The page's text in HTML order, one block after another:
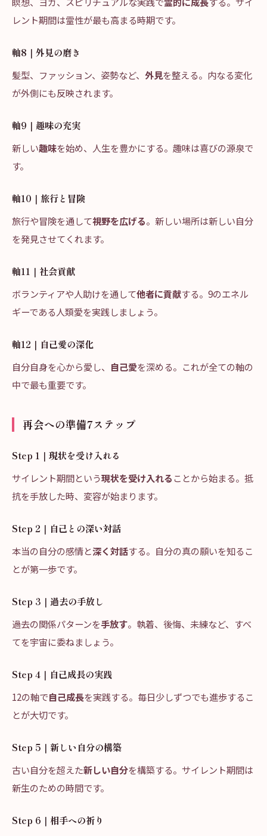
レント期間は霊性が最も高まる時期です。
軸8｜外見の磨き
髪型、ファッション、姿勢など、 外見を整える。内なる変化
が外側にも反映されます。
軸9｜趣味の充実
新しい趣味を始め、人生を豊かにする。趣味は喜びの源泉で
す。
軸10｜旅行と冒険
旅行や冒険を通して視野を広げる。新しい場所は新しい自分
を発見させてくれます。
軸11｜社会貢献
ボランティアや人助けを通して他者に貢献する。9のエネル
ギーである人類愛を実践しましょう。
軸12｜自己愛の深化
自分自身を心から愛し、 自己愛を深める。これが全ての軸の
中で最も重要です。
再会への準備7ステップ
Step 1｜現状を受け入れる
サイレント期間という現状を受け入れることから始まる。抵
抗を手放した時、変容が始まります。
Step 2｜自己との深い対話
本当の自分の感情と深く対話する。自分の真の願いを知るこ
とが第一歩です。
Step 3｜過去の手放し
過去の関係パターンを手放す。執着、後悔、未練など、すべ
てを宇宙に委ねましょう。
Step 4｜自己成長の実践
12の軸で自己成長を実践する。毎日少しずつでも進歩するこ
とが大切です。
Step 5｜新しい自分の構築
古い自分を超えた新しい自分を構築する。サイレント期間は
新生のための時間です。
Step 6｜相手への祈り